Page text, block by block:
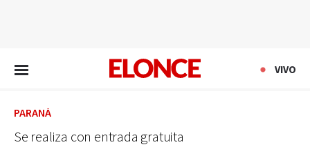
VIVO
PARANÁ
Se realiza con entrada gratuita